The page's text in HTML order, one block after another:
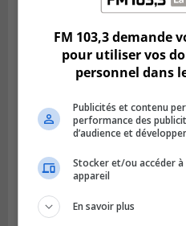
VIEUX-LONGUEUIL
Publié le 28 juillet 2026 à 07h44
La Tablée des chefs
financier pour
FM 103,3 demande
pour utiliser vos
personnel dans
Publicités et contenu
performance des
d’audience et
Stocker et/ou accéder
appareil
En savoir plus